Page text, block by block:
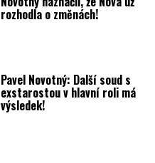
rozhodla o změnách!
Pavel Novotný: Další soud s
exstarostou v hlavní roli má
výsledek!